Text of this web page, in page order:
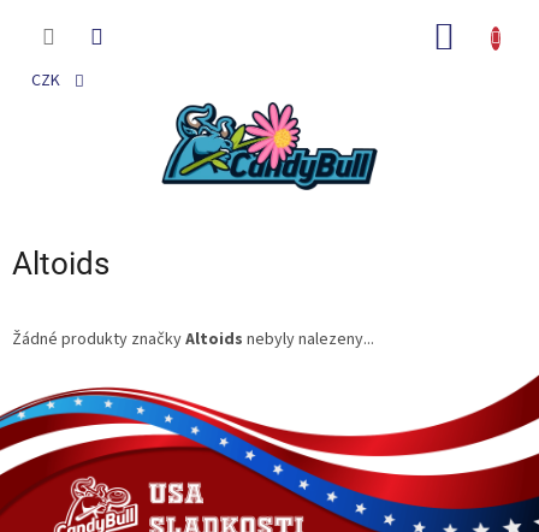
CZK
Altoids
Žádné produkty značkyAltoids nebyly nalezeny...
á
p
a
í